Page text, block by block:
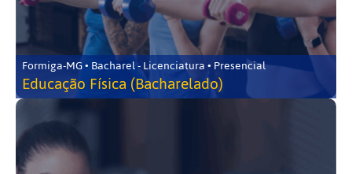
Formiga-MG • Bacharel - Licenciatura • Presencial
Educação Física (Bacharelado)